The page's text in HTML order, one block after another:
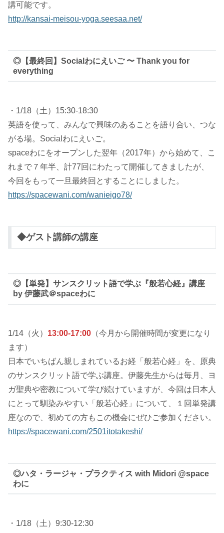
講可能です。
http://kansai-meisou-yoga.seesaa.net/
◎【最終回】Socialわにえいご 〜 Thank you for
everything
・1/18（土）15:30-18:30
英語を使って、みんなで興味のあることを語り合い、つな
がる場。Socialわにえいご。
spaceわにをオープンした翌年（2017年）から始めて、こ
れまで７年半、計77回にわたって開催してきましたが、
今回をもって一旦最終回とすることにしました。
https://spacewani.com/wanieigo78/
◆ゲスト講師の講座
◎【単発】サンスクリット語で学ぶ『般若心経』講座
by 伊藤武＠spaceわに
1/14（火） 13:00-17:00 （今月から開催時間が変更になり
ます）
日本でいちばん親しまれているお経「般若心経」を、原典
のサンスクリット語で学ぶ講座。伊藤先生からは毎月、ヨ
ガ聖典や密教について学び続けていますが、今回は日本人
にとって馴染みやすい「般若心経」について、１回単発講
座なので、初めての方もこの機会にぜひご参加ください。
https://spacewani.com/2501itotakeshi/
◎ハタ・ラージャ・プラクティス with Midori @space
わに
・1/18（土）9:30-12:30